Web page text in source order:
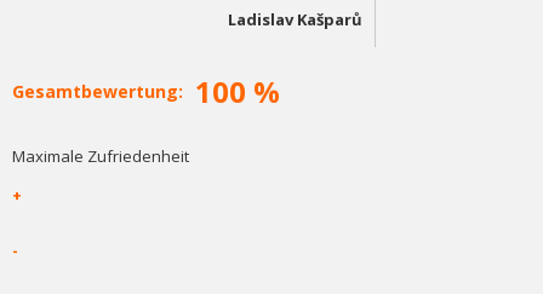
Ladislav Kašparů
Gesamtbewertung: 100 %
Maximale Zufriedenheit
+
-